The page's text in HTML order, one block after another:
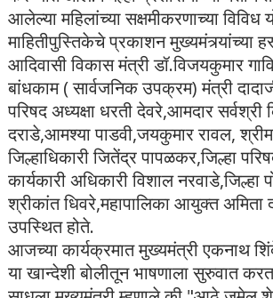
आलेल्या महिलांच्या सक्षमीकरणाच्या विविध
माहितीपुस्तिकेचे प्रकाशन मुख्यमंत्र्यांच्या
आदिवासी विकास मंत्री डॉ.विजयकुमार
बांधकाम ( सार्वजनिक उपक्रम) मंत्री
परिषद अध्यक्षा धरती देवरे,आमदार सर्वश्री
दराडे,आमश्या पाडवी,जयकुमार रावल,
जिल्हाधिकारी जितेंद्र पापळकर,जिल्हा
कार्यकारी अधिकारी विशाल नरवाडे,जिल्हा
श्रीकांत धिवरे,महापालिका आयुक्त अमिता
उपस्थित होते.
आजच्या कार्यक्रमात मुख्यमंत्री एकनाथ
या खान्देशी बोलीतून भाषणाला सुरुवात